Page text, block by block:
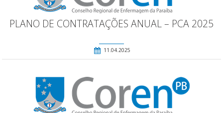
PLANO DE CONTRATAÇÕES ANUAL – PCA 2025
11.04.2025